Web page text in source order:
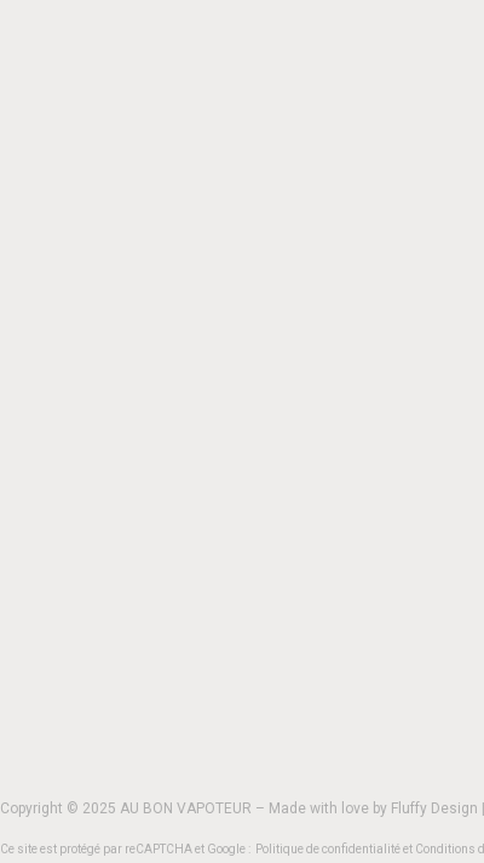
Copyright © 2025 AU BON VAPOTEUR – Made with love by Fluffy Design
Ce site est protégé par reCAPTCHA et Google : Politique de confidentialitéet Conditions